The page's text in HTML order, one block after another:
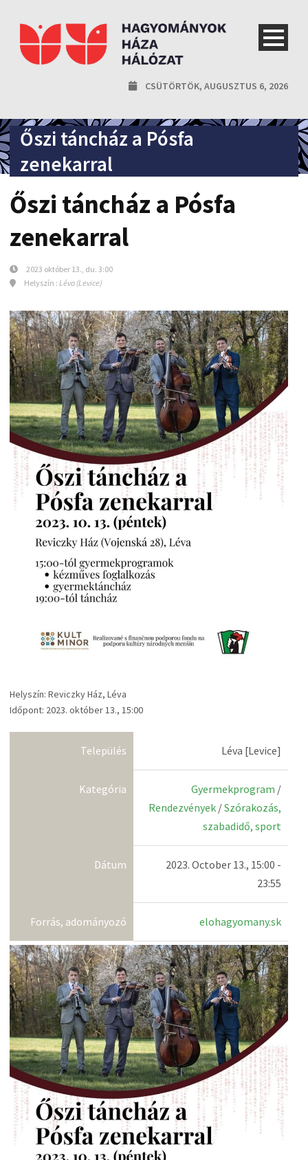
CSÜTÖRTÖK, AUGUSZTUS 6, 2026
Őszi táncház a Pósfa
zenekarral
Őszi táncház a Pósfa
zenekarral
2023 október 13., du. 3:00
Helyszín : Léva (Levice)
Helyszín: Reviczky Ház, Léva
Időpont: 2023. október 13., 15:00
Település Léva [Levice]
Kategória Gyermekprogram /
Rendezvények /Szórakozás,
szabadidő, sport
Dátum
2023. October 13., 15:00 -
23:55
Forrás, adományozó elohagyomany.sk